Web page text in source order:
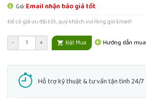
Giá: Email nhận báo giá tốt
Để có giá ưu đãi tốt, quý khách vui lòng gửi Email!
- + Đặt Mua Hướng dẫn mua
Hỗ trợ kỹ thuật & tư vấn tận tình 24/7